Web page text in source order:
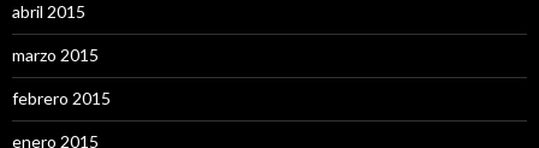
abril 2015
marzo 2015
febrero 2015
enero 2015